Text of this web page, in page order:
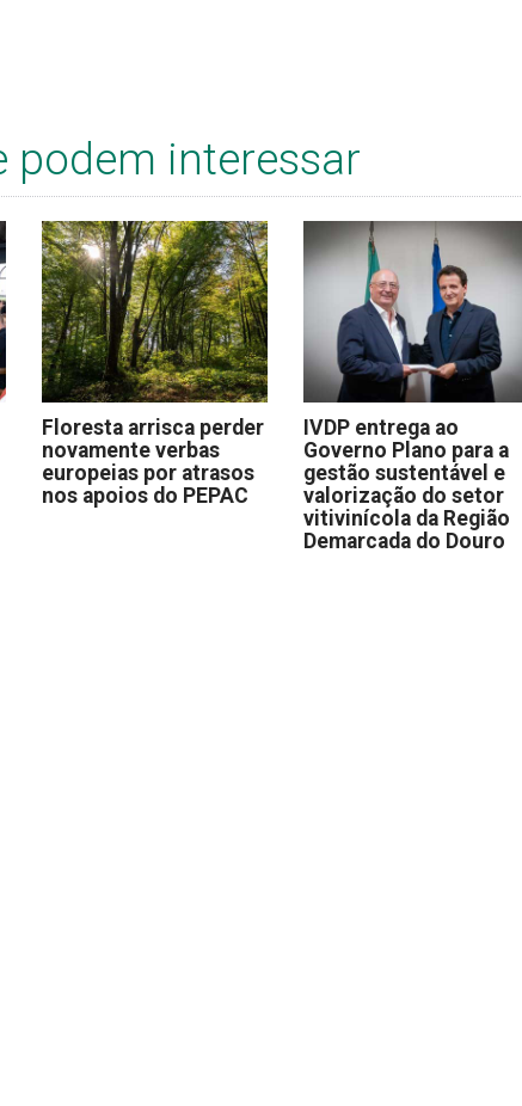
podem interessar
Floresta arrisca perder
novamente verbas
europeias por atrasos
nos apoios do PEPAC
IVDP entrega ao
Governo Plano para a
gestão sustentável e
valorização do setor
vitivinícola da Região
Demarcada do Douro